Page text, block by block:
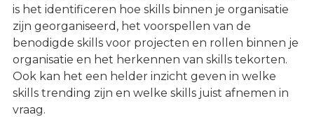
is het identificeren hoe skills binnen je organisatie
zijn georganiseerd, het voorspellen van de
benodigde skills voor projecten en rollen binnen je
organisatie en het herkennen van skills tekorten.
Ook kan het een helder inzicht geven in welke
skills trending zijn en welke skills juist afnemen in
vraag.